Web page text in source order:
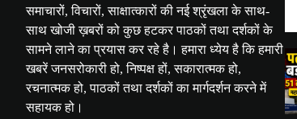
समाचारों, विचारों, साक्षात्कारों की नई श्रृंखला के साथ-
साथ खोजी ख़बरों को कुछ हटकर पाठकों तथा दर्शकों के
सामने लाने का प्रयास कर रहे है। हमारा ध्येय है कि हमारी
खबरें जनसरोकारी हो, निष्पक्ष हों, सकारात्मक हो,
रचनात्मक हो, पाठकों तथा दर्शकों का मार्गदर्शन करने में
सहायक हो।